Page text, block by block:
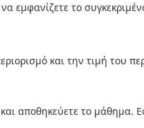
εμφανίζετε το
και την τιμή του
αποθηκεύετε το μάθημα.